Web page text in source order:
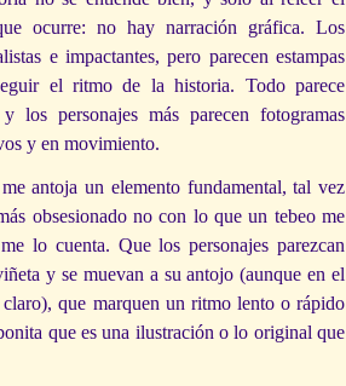
ocurre: no hay narración gráfica. Los
e impactantes, pero parecen estampas
el ritmo de la historia. Todo parece
los personajes más parecen fotogramas
y en movimiento.
antoja un elemento fundamental, tal vez
obsesionado no con lo que un tebeo me
lo cuenta. Que los personajes parezcan
y se muevan a su antojo (aunque en el
que marquen un ritmo lento o rápido
que es una ilustración o lo original que